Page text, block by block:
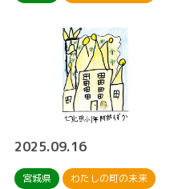
2025.09.16
宮城県 わたしの町の未来